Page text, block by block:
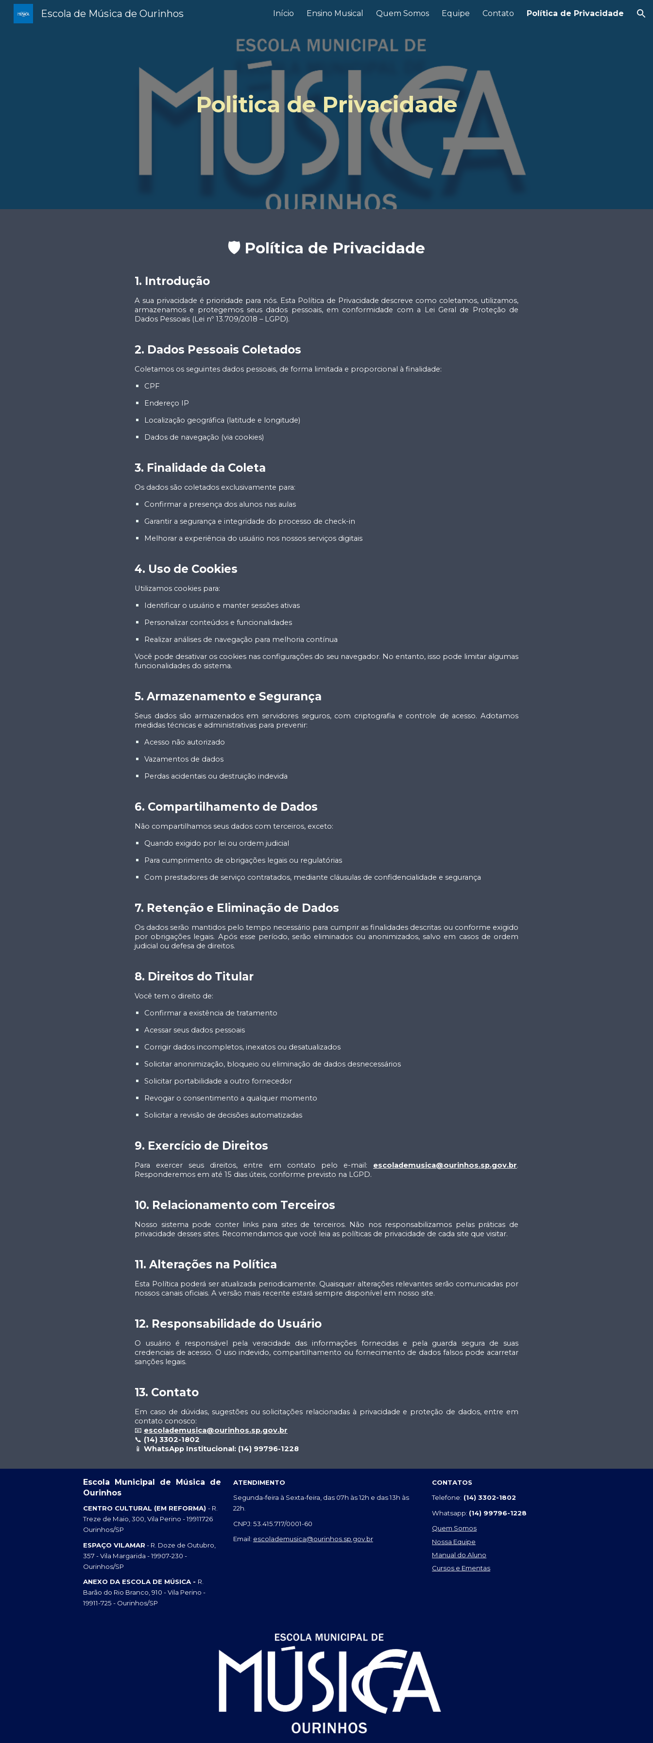
Skip to main content Skip to navigation
Escola de Música de Ourinhos Início Ensino Musical Quem Somos Equipe Contato Política de Privacidade
Politica de Privacidade
🛡️ Política de Privacidade
1. Introdução
A sua privacidade é prioridade para nós. Esta Política de Privacidade descreve como coletamos, utilizamos,
armazenamos e protegemos seus dados pessoais, em conformidade com a Lei Geral de Proteção de
Dados Pessoais (Lei nº 13.709/2018 – LGPD).
2. Dados Pessoais Coletados
Coletamos os seguintes dados pessoais, de forma limitada e proporcional à finalidade:
CPF
Endereço IP
Localização geográfica (latitude e longitude)
Dados de navegação (via cookies)
3. Finalidade da Coleta
Os dados são coletados exclusivamente para:
Confirmar a presença dos alunos nas aulas
Garantir a segurança e integridade do processo de check-in
Melhorar a experiência do usuário nos nossos serviços digitais
4. Uso de Cookies
Utilizamos cookies para:
Identificar o usuário e manter sessões ativas
Personalizar conteúdos e funcionalidades
Realizar análises de navegação para melhoria contínua
Você pode desativar os cookies nas configurações do seu navegador. No entanto, isso pode limitar algumas
funcionalidades do sistema.
5. Armazenamento e Segurança
Seus dados são armazenados em servidores seguros, com criptografia e controle de acesso. Adotamos
medidas técnicas e administrativas para prevenir:
Acesso não autorizado
Vazamentos de dados
Perdas acidentais ou destruição indevida
6. Compartilhamento de Dados
Não compartilhamos seus dados com terceiros, exceto:
Quando exigido por lei ou ordem judicial
Para cumprimento de obrigações legais ou regulatórias
Com prestadores de serviço contratados, mediante cláusulas de confidencialidade e segurança
7. Retenção e Eliminação de Dados
Os dados serão mantidos pelo tempo necessário para cumprir as finalidades descritas ou conforme exigido
por obrigações legais. Após esse período, serão eliminados ou anonimizados, salvo em casos de ordem
judicial ou defesa de direitos.
8. Direitos do Titular
Você tem o direito de:
Confirmar a existência de tratamento
Acessar seus dados pessoais
Corrigir dados incompletos, inexatos ou desatualizados
Solicitar anonimização, bloqueio ou eliminação de dados desnecessários
Solicitar portabilidade a outro fornecedor
Revogar o consentimento a qualquer momento
Solicitar a revisão de decisões automatizadas
9. Exercício de Direitos
Para exercer seus direitos, entre em contato pelo e-mail: escolademusica@ourinhos.sp.gov.br.
Responderemos em até 15 dias úteis, conforme previsto na LGPD.
10. Relacionamento com Terceiros
Nosso sistema pode conter links para sites de terceiros. Não nos responsabilizamos pelas práticas de
privacidade desses sites. Recomendamos que você leia as políticas de privacidade de cada site que visitar.
11. Alterações na Política
Esta Política poderá ser atualizada periodicamente. Quaisquer alterações relevantes serão comunicadas por
nossos canais oficiais. A versão mais recente estará sempre disponível em nosso site.
12. Responsabilidade do Usuário
O usuário é responsável pela veracidade das informações fornecidas e pela guarda segura de suas
credenciais de acesso. O uso indevido, compartilhamento ou fornecimento de dados falsos pode acarretar
sanções legais.
13. Contato
Em caso de dúvidas, sugestões ou solicitações relacionadas à privacidade e proteção de dados, entre em
contato conosco:
📧 escolademusica@ourinhos.sp.gov.br
📞 (14) 3302-1802
📱WhatsApp Institucional: (14) 99796-1228
Escola Municipal de Música de
Ourinhos
CENTRO CULTURAL (EM REFORMA) - R.
Treze de Maio, 300, Vila Perino - 19911726
Ourinhos/SP
ESPAÇO VILAMAR - R. Doze de Outubro,
357 - Vila Margarida - 19907-230 -
Ourinhos/SP
ANEXO DA ESCOLA DE MÚSICA - R.
Barão do Rio Branco, 910 - Vila Perino -
19911-725 - Ourinhos/SP
ATENDIMENTO
Segunda-feira à Sexta-feira, das 07h às 12h e das 13h às
22h.
CNPJ: 53.415.717/0001-60
Email: escolademusica@ourinhos.sp.gov.br
CONTATOS
Telefone: (14) 3302-1802
Whatsapp: (14) 99796-1228
Quem Somos
Nossa Equipe
Manual do Aluno
Cursos e Ementas